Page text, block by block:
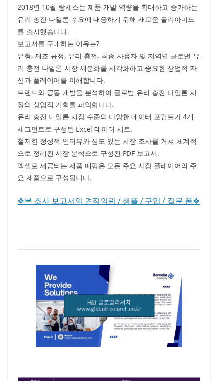
2018년 10월 랑세스는 제품 개발 역량을 확대하고 증가하는
유리 충전 나일론 수요에 대응하기 위해 새로운 폴리아미드
를 출시했습니다.
보고서를 구매하는 이유는?
유형, 제조 공정, 유리 충전, 최종 사용자 및 지역별 글로벌 유
리 충전 나일론 시장 세분화를 시각화하고 중요한 상업적 자
산과 플레이어를 이해합니다.
트렌드와 공동 개발을 분석하여 글로벌 유리 충전 나일론 시
장의 상업적 기회를 파악합니다.
유리 충전 나일론 시장 수준의 다양한 데이터 포인트가 4개
세그먼트로 구성된 Excel 데이터 시트.
철저한 정성적 인터뷰와 심도 있는 시장 조사를 거쳐 체계적
으로 정리된 시장 분석으로 구성된 PDF 보고서.
엑셀로 제공되는 제품 매핑은 모든 주요 시장 플레이어의 주
요 제품으로 구성됩니다.
❖본 조사 보고서의 견적의뢰 / 샘플 / 구입 / 질문 폼❖